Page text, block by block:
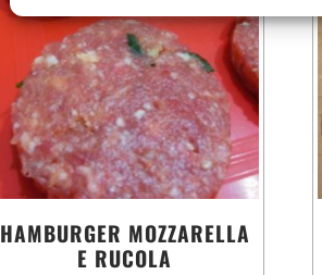
HAMBURGER MOZZARELLA
E RUCOLA